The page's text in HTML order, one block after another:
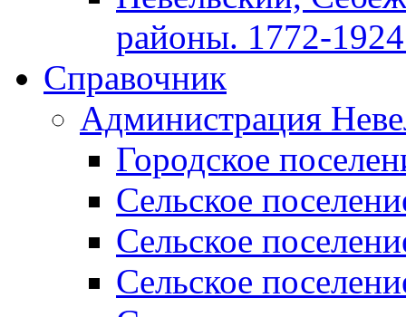
районы. 1772-1924
Справочник
Администрация
Городское
Сельское
Сельское
Сельское